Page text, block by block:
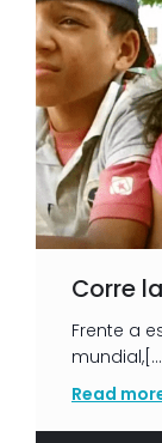
Corre
Frente a
mundial,[…]
Read